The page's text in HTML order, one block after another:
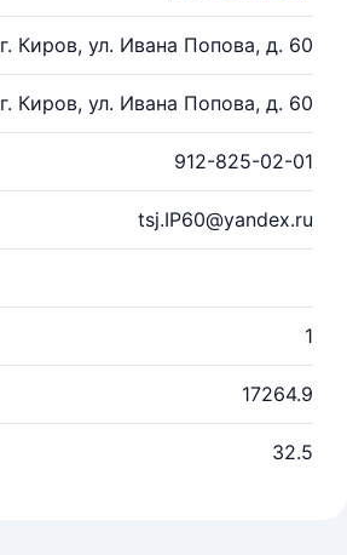
г. Киров, ул. Ивана Попова, д. 60
г. Киров, ул. Ивана Попова, д. 60
912-825-02-01
tsj.IP60@yandex.ru
1
17264.9
32.5